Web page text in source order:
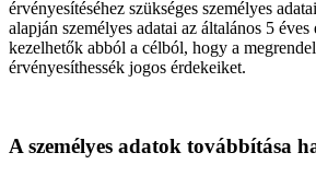
érvényesítéséhez szükséges személyes
alapján személyes adatai az általános 5
kezelhetők abból a célból, hogy a
érvényesíthessék jogos érdekeiket.
A személyes adatok továbbítása